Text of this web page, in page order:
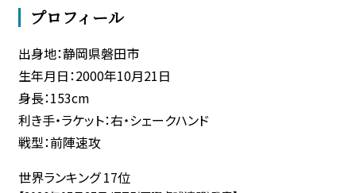
プロフィール
出身地：静岡県磐田市
生年月日：2000年10月21日
身長：153cm
利き手・ラケット：右・シェークハンド
戦型：前陣速攻
世界ランキング 17位